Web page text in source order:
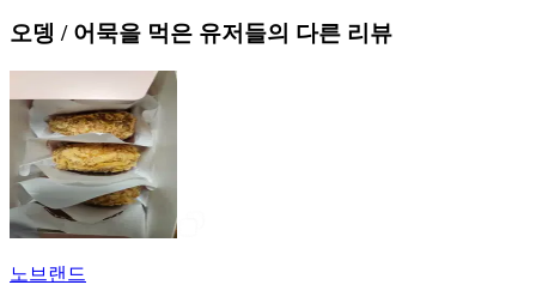
오뎅 / 어묵을 먹은 유저들의 다른 리뷰
노브랜드